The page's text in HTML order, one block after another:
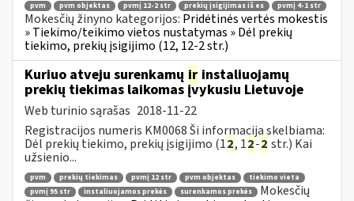
pvm pvm objektas pvmį 12-2 str prekių įsigijimas iš es pvmį 4-1 str
Mokesčių žinyno kategorijos: Pridėtinės vertės mokestis
» Tiekimo/teikimo vietos nustatymas » Dėl prekių
tiekimo, prekių įsigijimo (12, 12-2 str.)
Kuriuo atveju surenkamų ir instaliuojamų
prekių tiekimas laikomas įvykusiu Lietuvoje
Web turinio sąrašas 2018-11-22
Registracijos numeris KM0068 Ši informacija skelbiama:
Dėl prekių tiekimo, prekių įsigijimo (12, 12-2 str.) Kai
užsienio...
pvm prekių tiekimas pvmį 12 str pvm objektas
tiekimo vieta
pvmį 95 str
instaliuojamos prekės surenkamos prekės
Mokesčių